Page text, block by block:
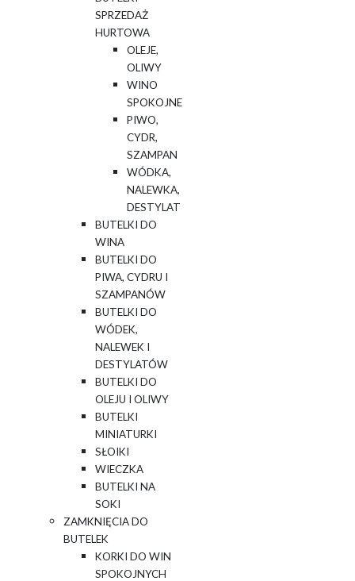
SPRZEDAŻ
HURTOWA
OLEJE,
OLIWY
WINO
SPOKOJNE
PIWO,
CYDR,
SZAMPAN
WÓDKA,
NALEWKA,
DESTYLAT
BUTELKI DO
WINA
BUTELKI DO
PIWA, CYDRU I
SZAMPANÓW
BUTELKI DO
WÓDEK,
NALEWEK I
DESTYLATÓW
BUTELKI DO
OLEJU I OLIWY
BUTELKI
MINIATURKI
SŁOIKI
WIECZKA
BUTELKI NA
SOKI
ZAMKNIĘCIA DO
BUTELEK
KORKI DO WIN
SPOKOJNYCH